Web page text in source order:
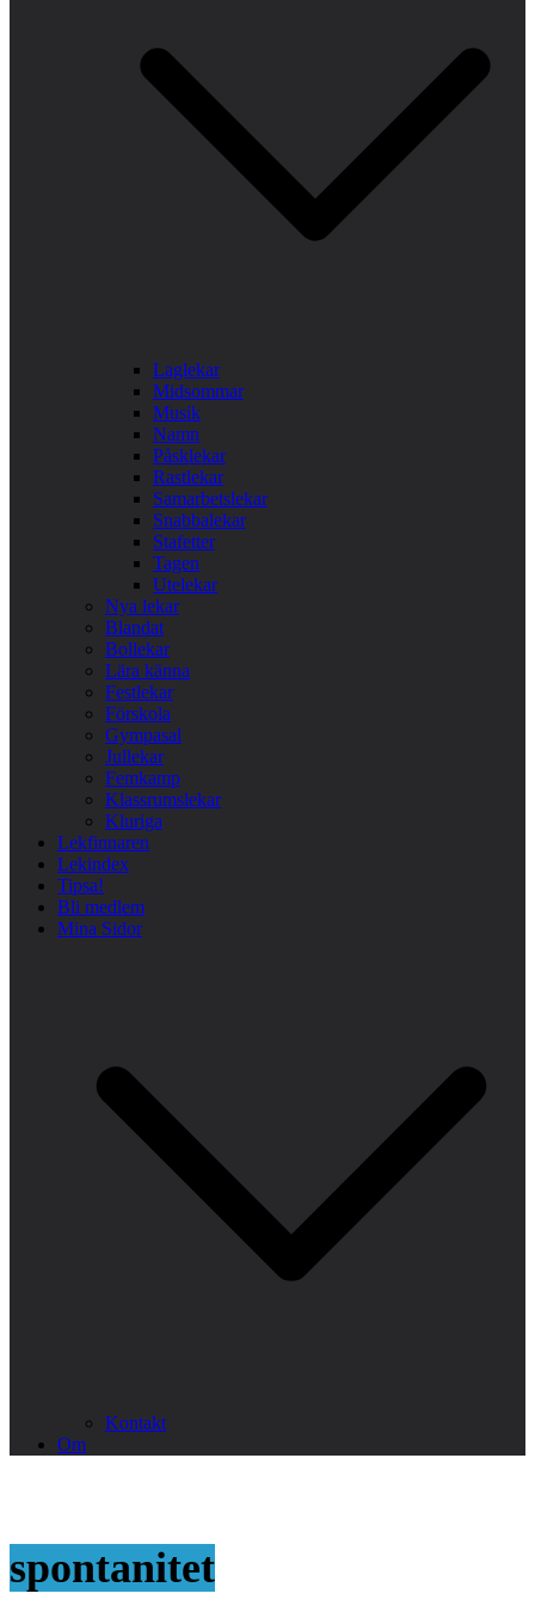
Laglekar
Midsommar
Musik
Namn
Påsklekar
Rastlekar
Samarbetslekar
Snabbalekar
Stafetter
Tagen
Utelekar
Nya lekar
Blandat
Bollekar
Lära känna
Festlekar
Förskola
Gympasal
Jullekar
Femkamp
Klassrumslekar
Kluriga
Lekfinnaren
Lekindex
Tipsa!
Bli medlem
Mina Sidor
Kontakt
Om
spontanitet